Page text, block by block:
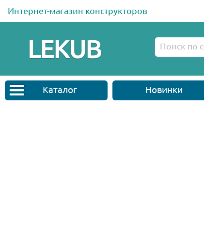
Интернет-магазин конструкторов
Каталог Новинки